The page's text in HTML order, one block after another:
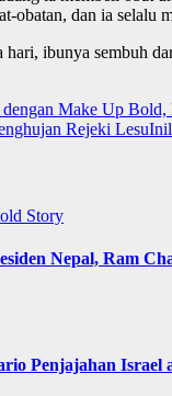
obatan, dan ia selalu
hari, ibunya sembuh
Make Up
Rejeki
Story
Nepal, Ram
Penjajahan Israel